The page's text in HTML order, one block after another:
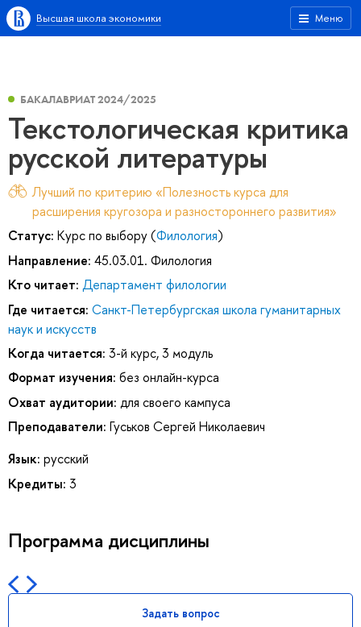
Меню
Высшая школа экономики
БАКАЛАВРИАТ 2024/2025
Текстологическая критика
русской литературы
Лучший по критерию «Полезность курса для
расширения кругозора и разностороннего развития»
Статус: Курс по выбору (Филология)
Направление: 45.03.01. Филология
Кто читает: Департамент филологии
Где читается: Санкт-Петербургская школа гуманитарных
наук и искусств
Когда читается: 3-й курс, 3 модуль
Формат изучения: без онлайн-курса
Охват аудитории: для своего кампуса
Преподаватели: Гуськов Сергей Николаевич
Язык: русский
Кредиты: 3
Программа дисциплины
Задать вопрос